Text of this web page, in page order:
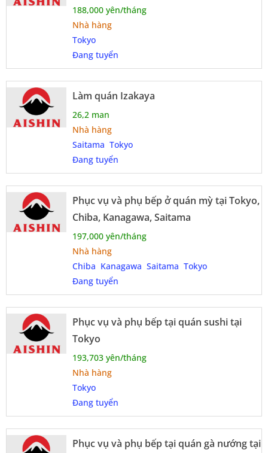
188,000 yên/tháng
Nhà hàng
Tokyo
Đang tuyển
Làm quán Izakaya
26,2 man
Nhà hàng
Saitama Tokyo
Đang tuyển
Phục vụ và phụ bếp ở quán mỳ tại Tokyo,
Chiba, Kanagawa, Saitama
197,000 yên/tháng
Nhà hàng
Chiba Kanagawa Saitama Tokyo
Đang tuyển
Phục vụ và phụ bếp tại quán sushi tại
Tokyo
193,703 yên/tháng
Nhà hàng
Tokyo
Đang tuyển
Phục vụ và phụ bếp tại quán gà nướng tại